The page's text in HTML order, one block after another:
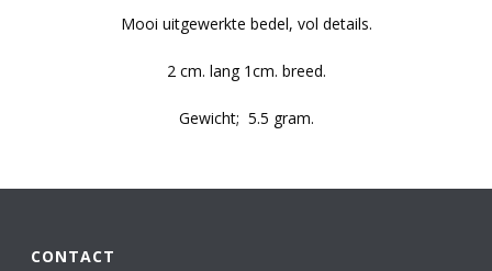
Mooi uitgewerkte bedel, vol details.
2 cm. lang 1cm. breed.
Gewicht; 5.5 gram.
CONTACT